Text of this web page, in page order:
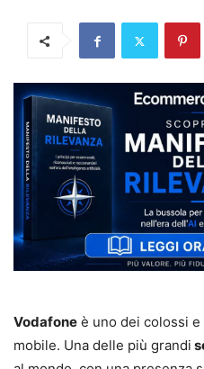
Vodafone è uno dei colossi
mobile. Una delle più grandi